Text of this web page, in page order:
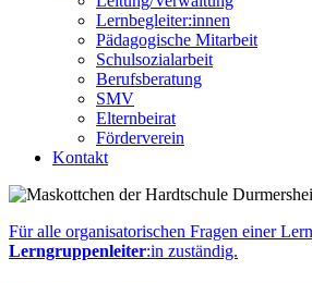
Lernbegleiter:innen
Pädagogische Mitarbeit
Schulsozialarbeit
Berufsberatung
SMV
Elternbeirat
Förderverein
Kontakt
Für alle organisatorischen Fragen einer
Lerngruppenleiter:in zuständig.